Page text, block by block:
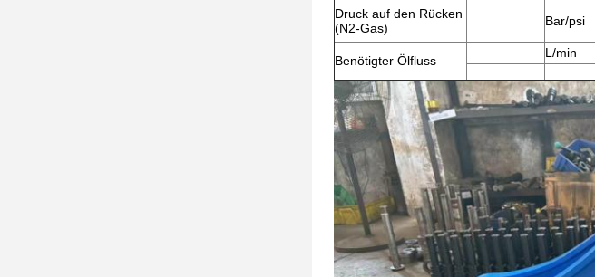
Druck auf den Rücken
(N2-Gas)
Bar/psi
Benötigter Ölfluss
L/min